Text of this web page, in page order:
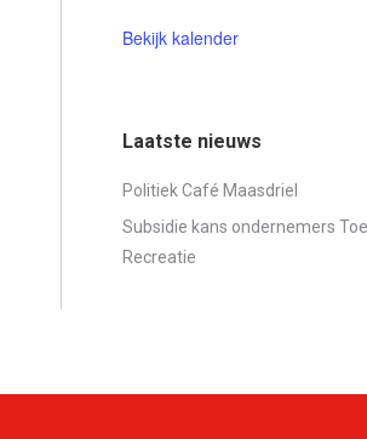
Bekijk kalender
Laatste nieuws
Politiek Café Maasdriel
Subsidie kans ondernemers
Recreatie